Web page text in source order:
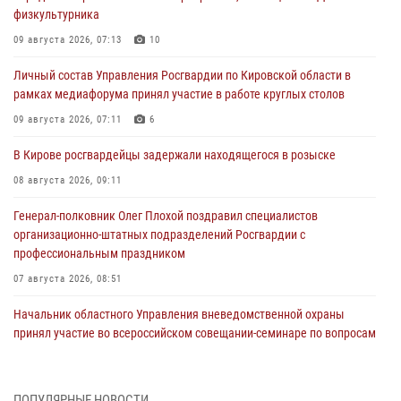
физкультурника
09 августа 2026, 07:13 10
Личный состав Управления Росгвардии по Кировской области в
рамках медиафорума принял участие в работе круглых столов
09 августа 2026, 07:11 6
В Кирове росгвардейцы задержали находящегося в розыске
08 августа 2026, 09:11
Генерал-полковник Олег Плохой поздравил специалистов
организационно-штатных подразделений Росгвардии с
профессиональным праздником
07 августа 2026, 08:51
Начальник областного Управления вневедомственной охраны
принял участие во всероссийском совещании-семинаре по вопросам